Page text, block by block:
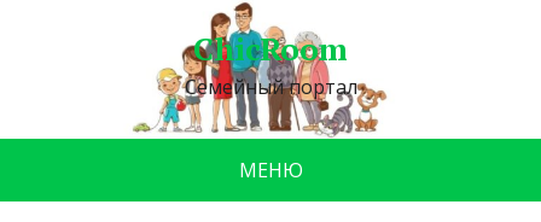
ChicRoom
Семейный портал
МЕНЮ